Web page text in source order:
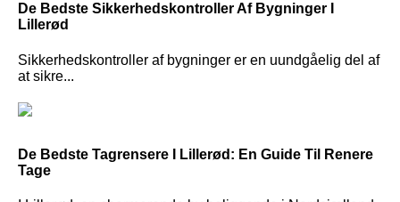
De Bedste Sikkerhedskontroller Af Bygninger I
Lillerød
Sikkerhedskontroller af bygninger er en uundgåelig del af
at sikre...
De Bedste Tagrensere I Lillerød: En Guide Til Renere
Tage